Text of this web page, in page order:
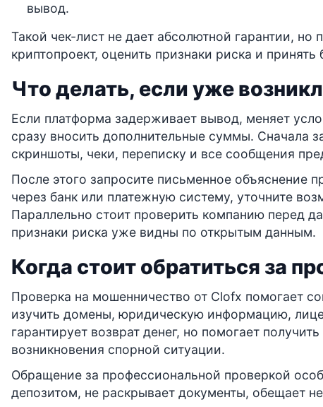
вывод.
Такой чек-лист не дает абсолютной гарантии,
криптопроект, оценить признаки риска и
Что делать, если уже
Если платформа задерживает вывод, меняет
сразу вносить дополнительные суммы. Сначала
скриншоты, чеки, переписку и все сообщения
После этого запросите письменное объяснение
через банк или платежную систему, уточните
Параллельно стоит проверить компанию перед
признаки риска уже видны по открытым данным.
Когда стоит обратиться за
Проверка на мошенничество от Clofx помогает
изучить домены, юридическую информацию,
гарантирует возврат денег, но помогает
возникновения спорной ситуации.
Обращение за профессиональной проверкой
депозитом, не раскрывает документы, обещает